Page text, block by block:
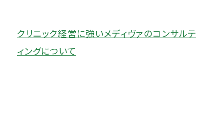
クリニック経営に強いメディヴァのコンサルテ
ィングについて